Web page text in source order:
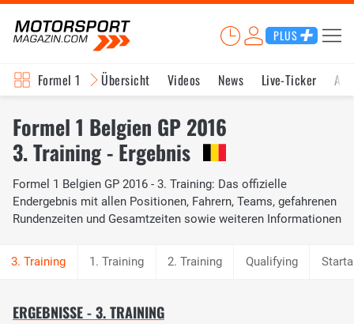
PLUS
Formel 1 Übersicht Videos News Live-Ticker
Formel 1 Belgien GP 2016
3. Training - Ergebnis
Formel 1 Belgien GP 2016 - 3. Training: Das offizielle
Endergebnis mit allen Positionen, Fahrern, Teams, gefahrenen
Rundenzeiten und Gesamtzeiten sowie weiteren Informationen
1. Training 2. Training Qualifying
ERGEBNISSE - 3. TRAINING